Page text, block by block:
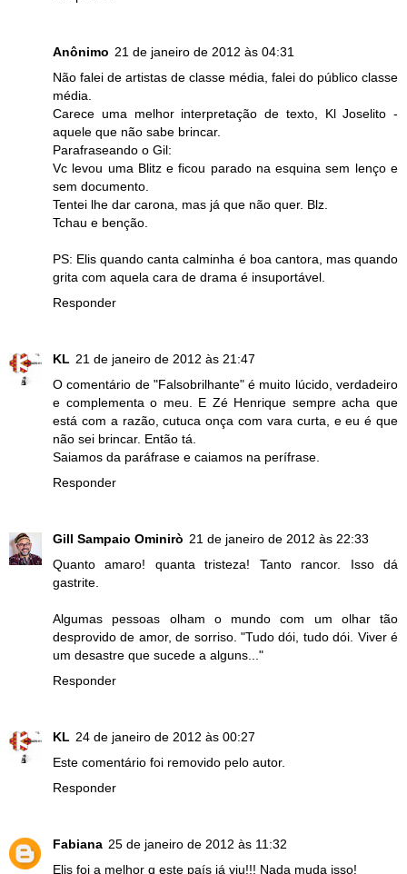
Anônimo 21 de janeiro de 2012 às 04:31
Não falei de artistas de classe média, falei do público classe
média.
Carece uma melhor interpretação de texto, Kl Joselito -
aquele que não sabe brincar.
Parafraseando o Gil:
Vc levou uma Blitz e ficou parado na esquina sem lenço e
sem documento.
Tentei lhe dar carona, mas já que não quer. Blz.
Tchau e benção.
PS: Elis quando canta calminha é boa cantora, mas quando
grita com aquela cara de drama é insuportável.
Responder
KL 21 de janeiro de 2012 às 21:47
O comentário de "Falsobrilhante" é muito lúcido, verdadeiro
e complementa o meu. E Zé Henrique sempre acha que
está com a razão, cutuca onça com vara curta, e eu é que
não sei brincar. Então tá.
Saiamos da paráfrase e caiamos na perífrase.
Responder
Gill Sampaio Ominirò 21 de janeiro de 2012 às 22:33
Quanto amaro! quanta tristeza! Tanto rancor. Isso dá
gastrite.
Algumas pessoas olham o mundo com um olhar tão
desprovido de amor, de sorriso. "Tudo dói, tudo dói. Viver é
um desastre que sucede a alguns..."
Responder
KL 24 de janeiro de 2012 às 00:27
Este comentário foi removido pelo autor.
Responder
Fabiana 25 de janeiro de 2012 às 11:32
Elis foi a melhor q este país já viu!!! Nada muda isso!